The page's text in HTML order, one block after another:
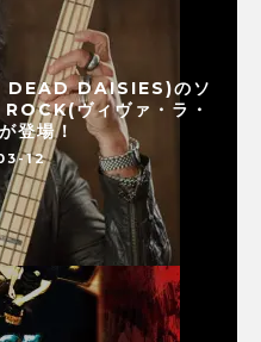
DEAD DAISIES)のソ
ヴィヴァ・ラ・
登場！
12